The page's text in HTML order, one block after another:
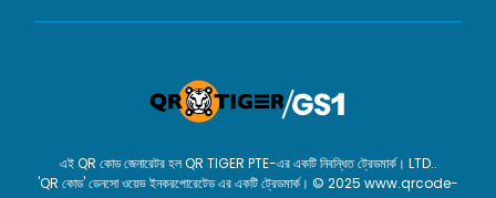
এই QR কোড জেনারেটর হল QR TIGER PTE-এর একটি নিবন্ধিত ট্রেডমার্ক। LTD..
'QR কোড' ডেনসো ওয়েভ ইনকরপোরেটেড এর একটি ট্রেডমার্ক। © 2025 www.qrcode-